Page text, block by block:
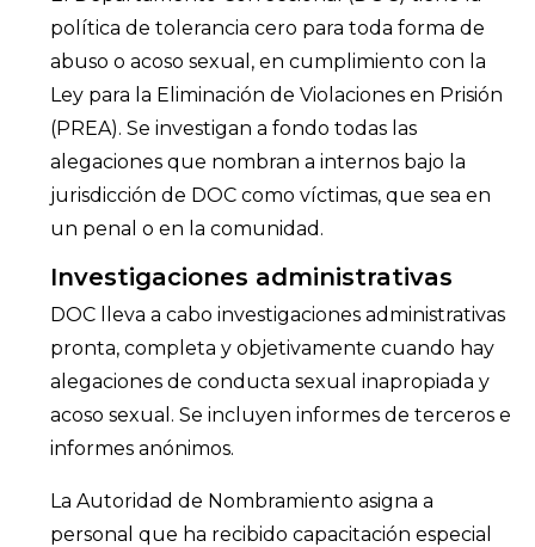
política de tolerancia cero para toda forma de
abuso o acoso sexual, en cumplimiento con la
Ley para la Eliminación de Violaciones en Prisión
(PREA). Se investigan a fondo todas las
alegaciones que nombran a internos bajo la
jurisdicción de DOC como víctimas, que sea en
un penal o en la comunidad.
Investigaciones administrativas
DOC lleva a cabo investigaciones administrativas
pronta, completa y objetivamente cuando hay
alegaciones de conducta sexual inapropiada y
acoso sexual. Se incluyen informes de terceros e
informes anónimos.
La Autoridad de Nombramiento asigna a
personal que ha recibido capacitación especial